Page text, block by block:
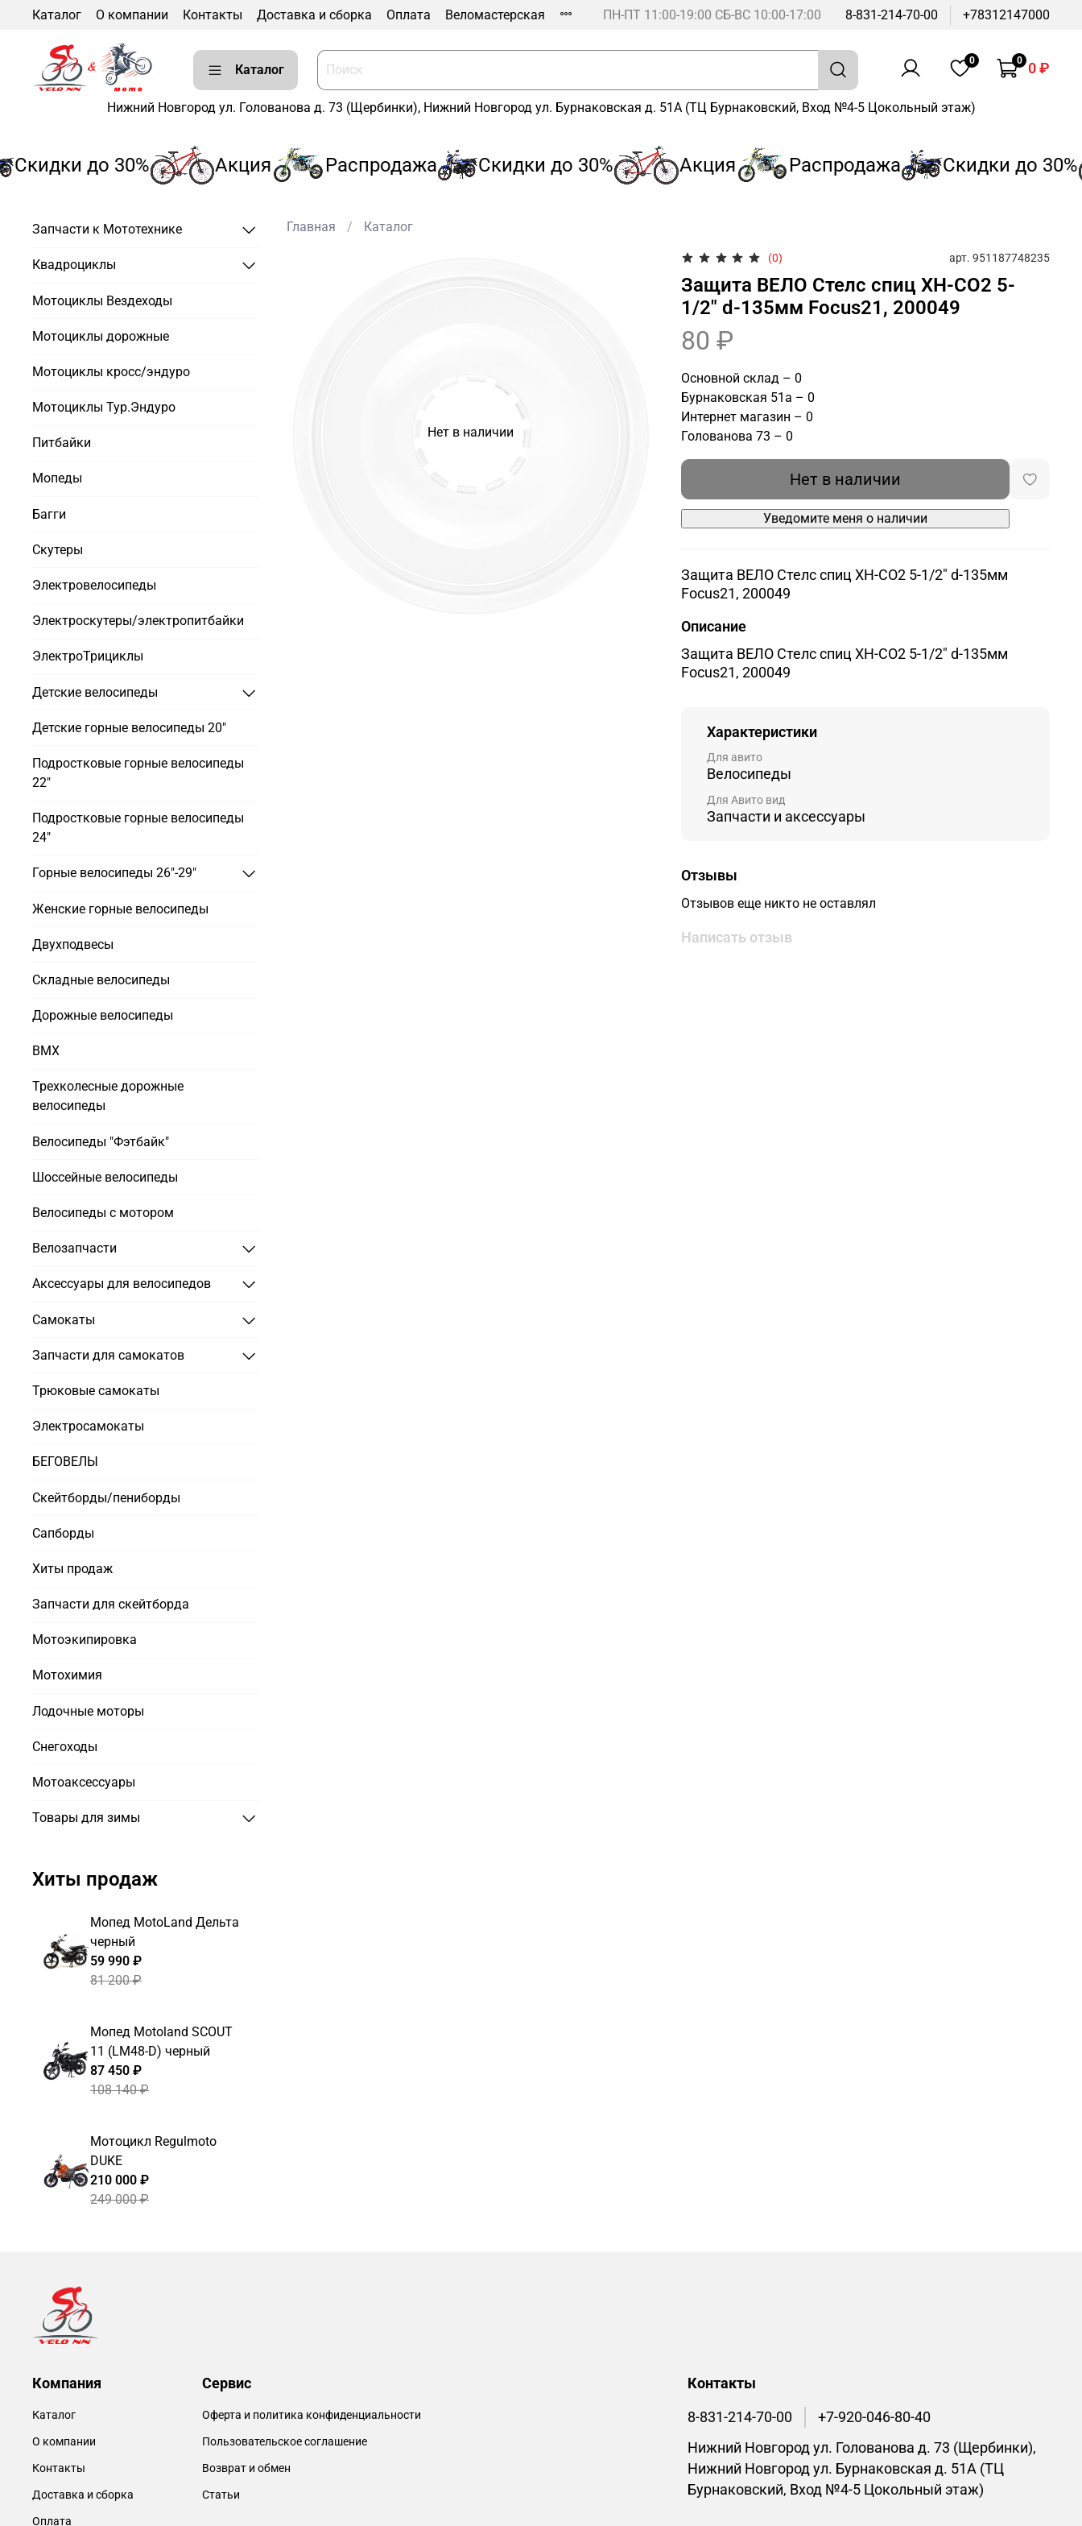
Каталог О компании Контакты Доставка и сборка Оплата Веломастерская ПН-ПТ 11:00-19:00 СБ-ВС 10:00-17:00 8-831-214-70-00 +78312147000
Каталог
0 0 0 ₽
Нижний Новгород ул. Голованова д. 73 (Щербинки), Нижний Новгород ул. Бурнаковская д. 51А (ТЦ Бурнаковский, Вход №4-5 Цокольный этаж)
до 30% Акция Распродажа Скидки до 30% Акция Распродажа Скидки до 30%
Главная Каталог
Нет в наличии
(0) арт. 951187748235
Защита ВЕЛО Стелс спиц XH-CO2 5-
1/2" d-135мм Focus21, 200049
80 ₽
Основной склад – 0
Бурнаковская 51а – 0
Интернет магазин – 0
Голованова 73 – 0
Нет в наличии
Уведомите меня о наличии
Защита ВЕЛО Стелс спиц XH-CO2 5-1/2" d-135мм
Focus21, 200049
Описание
Защита ВЕЛО Стелс спиц XH-CO2 5-1/2" d-135мм
Focus21, 200049
Характеристики
Для авито
Велосипеды
Для Авито вид
Запчасти и аксессуары
Отзывы
Отзывов еще никто не оставлял
Написать отзыв
Запчасти к Мототехнике
Квадроциклы
Мотоциклы Вездеходы
Мотоциклы дорожные
Мотоциклы кросс/эндуро
Мотоциклы Тур.Эндуро
Питбайки
Мопеды
Багги
Скутеры
Электровелосипеды
Электроскутеры/электропитбайки
ЭлектроТрициклы
Детские велосипеды
Детские горные велосипеды 20"
Подростковые горные велосипеды
22"
Подростковые горные велосипеды
24"
Горные велосипеды 26"-29"
Женские горные велосипеды
Двухподвесы
Складные велосипеды
Дорожные велосипеды
BMX
Трехколесные дорожные
велосипеды
Велосипеды "Фэтбайк"
Шоссейные велосипеды
Велосипеды с мотором
Велозапчасти
Аксессуары для велосипедов
Самокаты
Запчасти для самокатов
Трюковые самокаты
Электросамокаты
БЕГОВЕЛЫ
Скейтборды/пениборды
Сапборды
Хиты продаж
Запчасти для скейтборда
Мотоэкипировка
Мотохимия
Лодочные моторы
Снегоходы
Мотоаксессуары
Товары для зимы
Хиты продаж
Мопед MotoLand Дельта
черный
59 990 ₽
81 200 ₽
Мопед Motoland SCOUT
11 (LM48-D) черный
87 450 ₽
108 140 ₽
Мотоцикл Regulmoto
DUKE
210 000 ₽
249 000 ₽
Компания
Каталог
О компании
Контакты
Доставка и сборка
Оплата
Сервис
Оферта и политика конфиденциальности
Пользовательское соглашение
Возврат и обмен
Статьи
Контакты
8-831-214-70-00
+7-920-046-80-40
Нижний Новгород ул. Голованова д. 73 (Щербинки),
Нижний Новгород ул. Бурнаковская д. 51А (ТЦ
Бурнаковский, Вход №4-5 Цокольный этаж)